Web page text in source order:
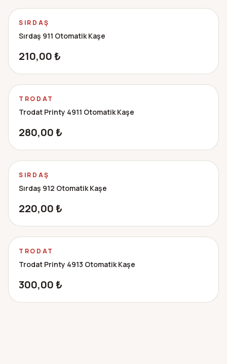
Çok Satan
SIRDAŞ
Sırdaş 911 Otomatik Kaşe
210,00₺
Premium
TRODAT
Trodat Printy 4911 Otomatik Kaşe
280,00₺
Çok Satan
SIRDAŞ
Sırdaş 912 Otomatik Kaşe
220,00₺
Premium
TRODAT
Trodat Printy 4913 Otomatik Kaşe
300,00₺